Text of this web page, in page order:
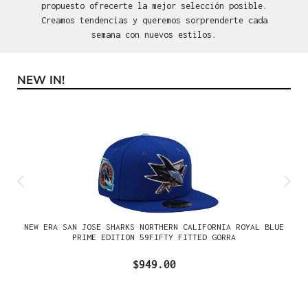
propuesto ofrecerte la mejor selección posible.
Creamos tendencias y queremos sorprenderte cada
semana con nuevos estilos.
Omitir la galería de productos
NEW IN!
NEW ERA SAN JOSE SHARKS NORTHERN CALIFORNIA ROYAL BLUE
PRIME EDITION 59FIFTY FITTED GORRA
$949.00